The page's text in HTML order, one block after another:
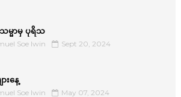
မ္မာမှ ပုရိသ
Soe lwin Sept 20, 2024
းနေ့
Soe lwin May 07, 2024